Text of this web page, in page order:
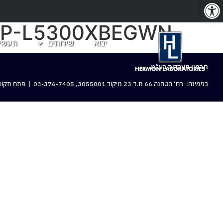
יבוא שירותים
L5300XBEGWN
חרמון מעבדות בע“מ
בנימינה: רח‘ הטחנה 66 ת.ד 23 מיקוד 3055001,
03-376-7405 | פתח